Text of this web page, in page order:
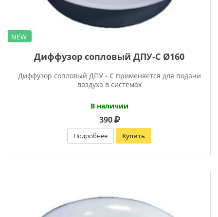
NEW
Диффузор сопловый ДПУ-С Ø160
Диффузор сопловый ДПУ - С применяется для подачи
воздуха в системах
В наличии
390
Подробнее Купить